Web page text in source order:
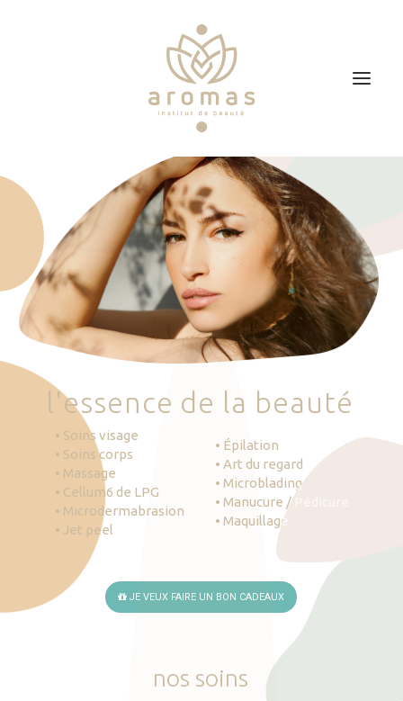
Soins
Je veux faire un bon cadeau
Plan d’accès
Prendre RDV
'essence de la beauté
• Soins visage
• Soins corps
• Massage
• Cellum6 de LPG
• Microdermabrasion
• Jet peel
• Épilation
• Art du regard
• Microblading
• Manucure / Pédicure
• Maquillage
JE VEUX FAIRE UN BON CADEAUX
nos soins